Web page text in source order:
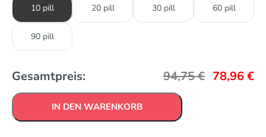
10 pill 20 pill 30 pill 60 pill
90 pill
Gesamtpreis: 94,75€ 78,96€
IN DEN WARENKORB